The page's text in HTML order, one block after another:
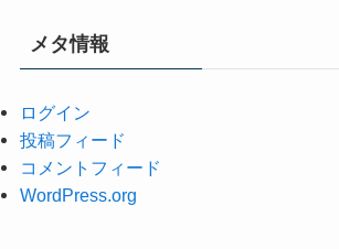
メタ情報
ログイン
投稿フィード
コメントフィード
WordPress.org